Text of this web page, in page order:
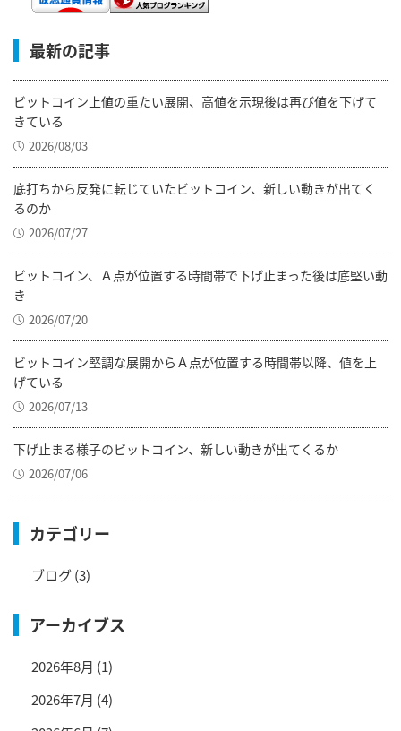
最新の記事
ビットコイン上値の重たい展開、高値を示現後は再び値を下げて
きている
2026/08/03
底打ちから反発に転じていたビットコイン、新しい動きが出てく
るのか
2026/07/27
ビットコイン、Ａ点が位置する時間帯で下げ止まった後は底堅い動
き
2026/07/20
ビットコイン堅調な展開からＡ点が位置する時間帯以降、値を上
げている
2026/07/13
下げ止まる様子のビットコイン、新しい動きが出てくるか
2026/07/06
カテゴリー
ブログ(3)
アーカイブス
2026年8月 (1)
2026年7月 (4)